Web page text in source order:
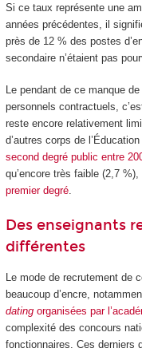
Si ce taux représente une
années précédentes, il
près de 12 % des postes
secondaire n’étaient pas
Le pendant de ce manque
personnels contractuels,
reste encore relativement
d’autres corps de
second degré public entre
qu’encore très faible (2,7 %),
premier degré.
Des enseignants
différentes
Le mode de recrutement de
beaucoup d’encre,
datingorganisées par
complexité des concours
fonctionnaires. Ces derniers